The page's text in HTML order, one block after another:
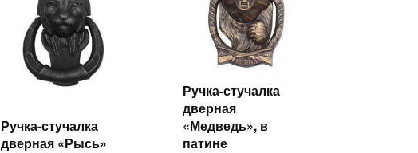
Читать
далее
Ручка-стучалка
дверная «Рысь»
далее
Ручка-стучалка
дверная
«Медведь», в
патине